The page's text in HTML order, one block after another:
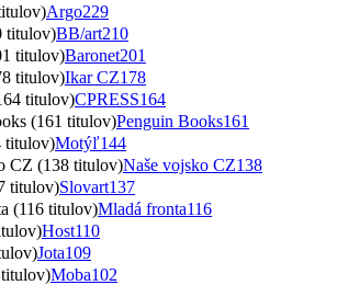
Argo229
titulov)BB/art210
titulov)Baronet201
titulov)Ikar CZ178
titulov)CPRESS164
(161 titulov)Penguin Books161
titulov)Motýľ144
CZ (138 titulov)Naše vojsko CZ138
titulov)Slovart137
(116 titulov)Mladá fronta116
Host110
Jota109
Moba102